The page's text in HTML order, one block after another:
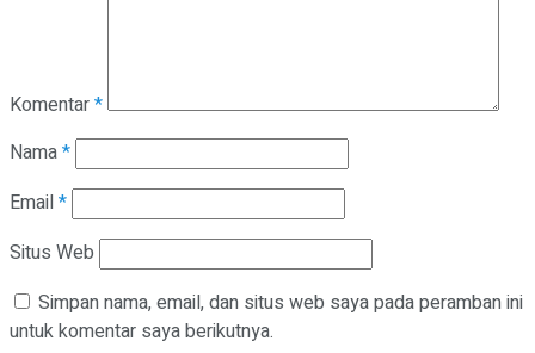
Komentar*
Nama*
Email*
Situs Web
Simpan nama, email, dan situs web saya pada peramban ini
untuk komentar saya berikutnya.